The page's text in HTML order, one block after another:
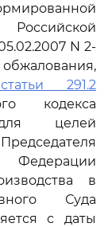
N 2-
291.2
кодекса
целей
Федерации
в
Суда
с даты